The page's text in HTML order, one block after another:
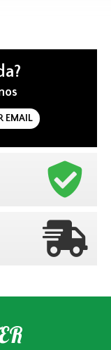
EMAIL